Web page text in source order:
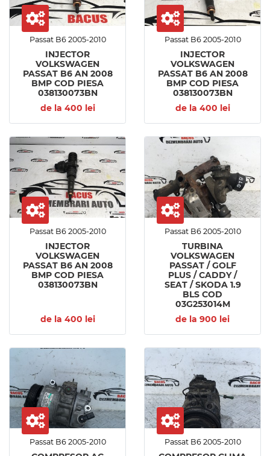
Passat B6 2005-2010
INJECTOR
VOLKSWAGEN
PASSAT B6 AN 2008
BMP COD PIESA
038130073BN
de la 400 lei
Passat B6 2005-2010
INJECTOR
VOLKSWAGEN
PASSAT B6 AN 2008
BMP COD PIESA
038130073BN
de la 400 lei
Passat B6 2005-2010
INJECTOR
VOLKSWAGEN
PASSAT B6 AN 2008
BMP COD PIESA
038130073BN
de la 400 lei
Passat B6 2005-2010
TURBINA
VOLKSWAGEN
PASSAT / GOLF
PLUS / CADDY /
SEAT / SKODA 1.9
BLS COD
03G253014M
de la 900 lei
Passat B6 2005-2010 Passat B6 2005-2010